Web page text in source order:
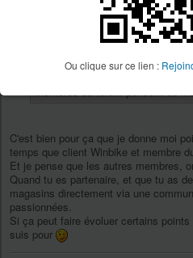
Ou clique sur ce lien :
Fred-dom a écrit :
petite aparté qui ne fera rien
Quand je pense que Winbike est
membres du forum pensent du
C'est bien pour ça que je donne moi
temps que client Winbike et membre
Et je pense que les autres membres,
Quand tu es partenaire, et que tu as
magasins directement via une
passionnées.
Si ça peut faire évoluer certains
suis pour